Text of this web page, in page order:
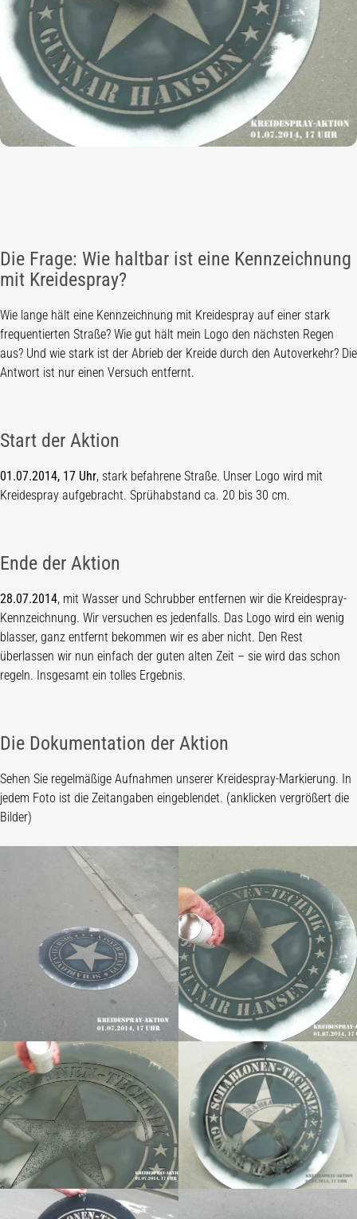
Die Frage: Wie haltbar ist eine Kennzeichnung
mit Kreidespray?
Wie lange hält eine Kennzeichnung mit Kreidespray auf einer stark
frequentierten Straße? Wie gut hält mein Logo den nächsten Regen
aus? Und wie stark ist der Abrieb der Kreide durch den Autoverkehr? Die
Antwort ist nur einen Versuch entfernt.
Start der Aktion
01.07.2014, 17 Uhr, stark befahrene Straße. Unser Logo wird mit
Kreidespray aufgebracht. Sprühabstand ca. 20 bis 30 cm.
Ende der Aktion
28.07.2014, mit Wasser und Schrubber entfernen wir die Kreidespray-
Kennzeichnung. Wir versuchen es jedenfalls. Das Logo wird ein wenig
blasser, ganz entfernt bekommen wir es aber nicht. Den Rest
überlassen wir nun einfach der guten alten Zeit – sie wird das schon
regeln. Insgesamt ein tolles Ergebnis.
Die Dokumentation der Aktion
Sehen Sie regelmäßige Aufnahmen unserer Kreidespray-Markierung. In
jedem Foto ist die Zeitangaben eingeblendet. (anklicken vergrößert die
Bilder)